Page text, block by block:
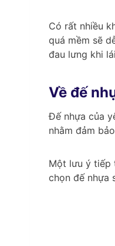
Có rất nhiều
quá mềm sẽ
đau lưng khi
Về đế
Đế nhựa của
nhằm đảm
Một lưu ý tiếp
chọn đế nhựa